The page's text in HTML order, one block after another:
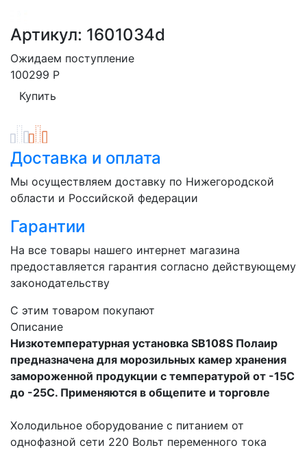
Артикул: 1601034d
Ожидаем поступление
100299 Р
Доставка и оплата
Мы осуществляем доставку по Нижегородской
области и Российской федерации
Гарантии
На все товары нашего интернет магазина
предоставляется гарантия согласно действующему
законодательству
C этим товаром покупают
Описание
Низкотемпературная установка SB108S Полаир
предназначена для морозильных камер хранения
замороженной продукции с температурой от -15С
до -25С. Применяются в общепите и торговле
Холодильное оборудование с питанием от
однофазной сети 220 Вольт переменного тока